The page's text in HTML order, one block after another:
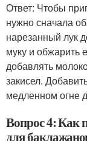
Ответ: Чтобы
нужно сначала
нарезанный лук
муку и обжарить
добавлять
закисел.
медленном огне
Вопрос 4: Как
для